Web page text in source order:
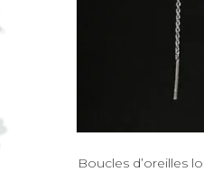
Boucles d’oreilles